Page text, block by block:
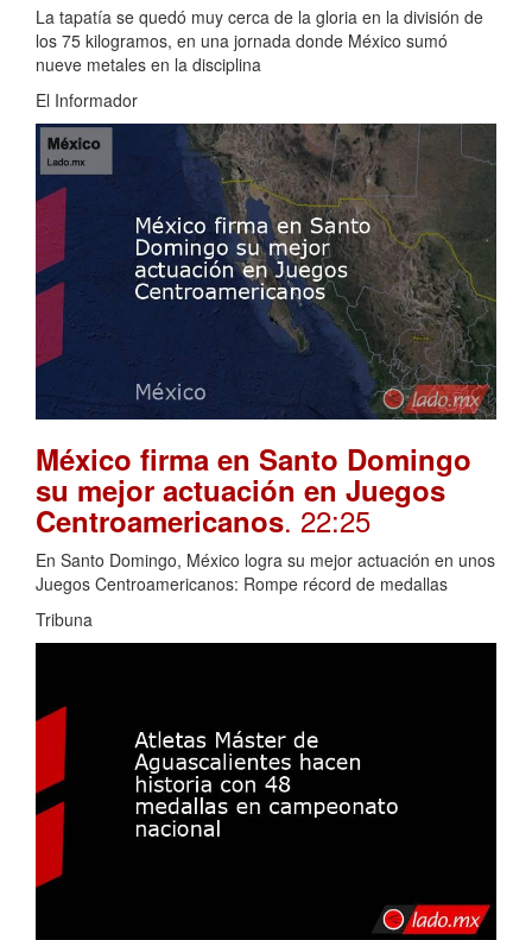
La tapatía se quedó muy cerca de la gloria en la división de
los 75 kilogramos, en una jornada donde México sumó
nueve metales en la disciplina
El Informador
México firma en Santo Domingo
su mejor actuación en Juegos
Centroamericanos. 22:25
En Santo Domingo, México logra su mejor actuación en unos
Juegos Centroamericanos: Rompe récord de medallas
Tribuna